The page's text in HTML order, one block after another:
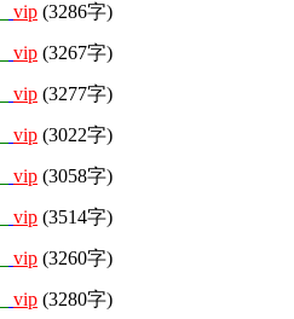
vip (3286字)
vip (3267字)
vip (3277字)
vip (3022字)
vip (3058字)
vip (3514字)
vip (3260字)
vip (3280字)